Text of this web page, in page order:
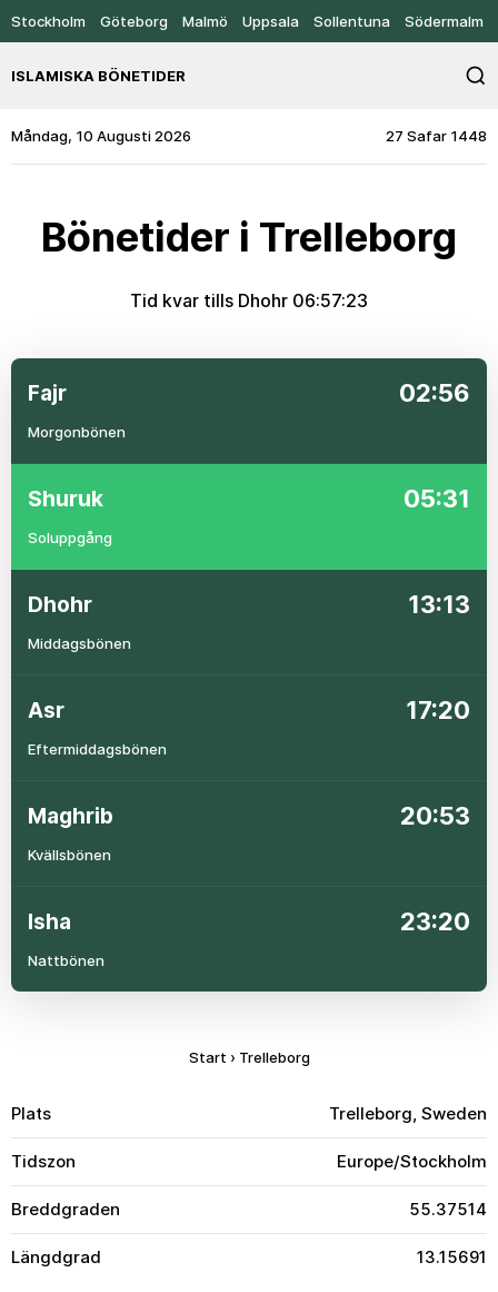
Stockholm Göteborg Malmö Uppsala Sollentuna Södermalm
ISLAMISKA BÖNETIDER
Måndag, 10 Augusti 2026 27 Safar 1448
Bönetider i Trelleborg
Tid kvar tills Dhohr 06:57:23
Fajr 02:56
Morgonbönen
Shuruk 05:31
Soluppgång
Dhohr 13:13
Middagsbönen
Asr 17:20
Eftermiddagsbönen
Maghrib 20:53
Kvällsbönen
Isha 23:20
Nattbönen
Start › Trelleborg
Plats Trelleborg, Sweden
Tidszon Europe/Stockholm
Breddgraden 55.37514
Längdgrad 13.15691